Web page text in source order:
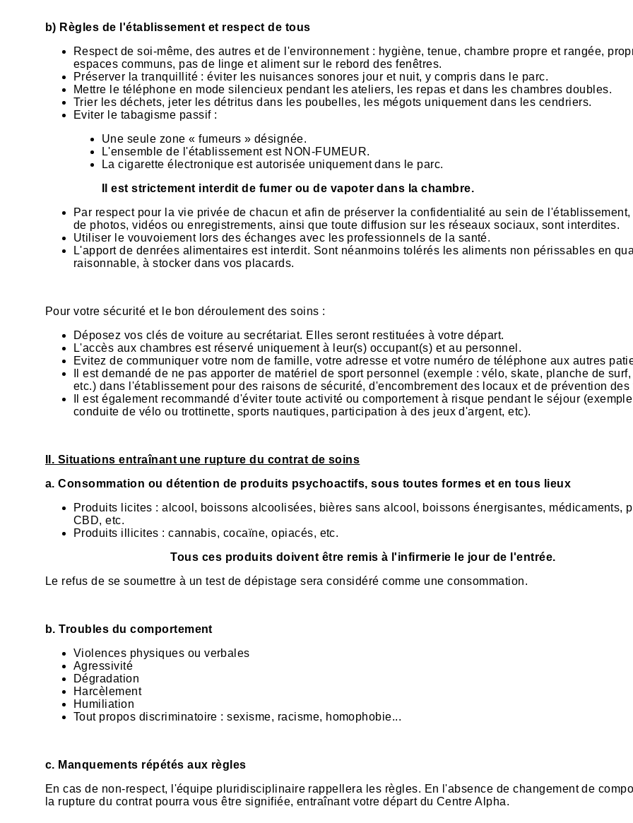
b) Règles de l'établissement et respect de tous
Respect de soi-même, des autres et de l'environnement : hygiène, tenue, chambre propre et rangée,
espaces communs, pas de linge et aliment sur le rebord des fenêtres.
Préserver la tranquillité : éviter les nuisances sonores jour et nuit, y compris dans le parc.
Mettre le téléphone en mode silencieux pendant les ateliers, les repas et dans les chambres doubles.
Trier les déchets, jeter les détritus dans les poubelles, les mégots uniquement dans les cendriers.
Eviter le tabagisme passif :
Une seule zone « fumeurs » désignée.
L'ensemble de l'établissement est NON-FUMEUR.
La cigarette électronique est autorisée uniquement dans le parc.
Il est strictement interdit de fumer ou de vapoter dans la chambre.
Par respect pour la vie privée de chacun et afin de préserver la confidentialité au sein de
de photos, vidéos ou enregistrements, ainsi que toute diffusion sur les réseaux sociaux, sont interdites.
Utiliser le vouvoiement lors des échanges avec les professionnels de la santé.
L'apport de denrées alimentaires est interdit. Sont néanmoins tolérés les aliments non périssables en
raisonnable, à stocker dans vos placards.
Pour votre sécurité et le bon déroulement des soins :
Déposez vos clés de voiture au secrétariat. Elles seront restituées à votre départ.
L'accès aux chambres est réservé uniquement à leur(s) occupant(s) et au personnel.
Evitez de communiquer votre nom de famille, votre adresse et votre numéro de téléphone aux autres
Il est demandé de ne pas apporter de matériel de sport personnel (exemple : vélo, skate, planche de
etc.) dans l'établissement pour des raisons de sécurité, d'encombrement des locaux et de prévention des
Il est également recommandé d'éviter toute activité ou comportement à risque pendant le séjour
conduite de vélo ou trottinette, sports nautiques, participation à des jeux d'argent, etc).
II. Situations entraînant une rupture du contrat de soins
a. Consommation ou détention de produits psychoactifs, sous toutes formes et en tous lieux
Produits licites : alcool, boissons alcoolisées, bières sans alcool, boissons énergisantes, médicaments,
CBD, etc.
Produits illicites : cannabis, cocaïne, opiacés, etc.
Tous ces produits doivent être remis à l'infirmerie le jour de l'entrée.
Le refus de se soumettre à un test de dépistage sera considéré comme une consommation.
b. Troubles du comportement
Violences physiques ou verbales
Agressivité
Dégradation
Harcèlement
Humiliation
Tout propos discriminatoire : sexisme, racisme, homophobie...
c. Manquements répétés aux règles
En cas de non-respect, l'équipe pluridisciplinaire rappellera les règles. En l'absence de changement de
la rupture du contrat pourra vous être signifiée, entraînant votre départ du Centre Alpha.